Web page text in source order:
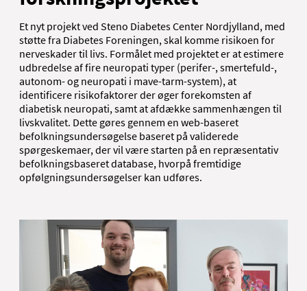
Et nyt projekt ved Steno Diabetes Center Nordjylland, med
støtte fra Diabetes Foreningen, skal komme risikoen for
nerveskader til livs. Formålet med projektet er at estimere
udbredelse af fire neuropati typer (perifer-, smertefuld-,
autonom- og neuropati i mave-tarm-system), at
identificere risikofaktorer der øger forekomsten af
diabetisk neuropati, samt at afdække sammenhængen til
livskvalitet. Dette gøres gennem en web-baseret
befolkningsundersøgelse baseret på validerede
spørgeskemaer, der vil være starten på en repræsentativ
befolkningsbaseret database, hvorpå fremtidige
opfølgningsundersøgelser kan udføres.